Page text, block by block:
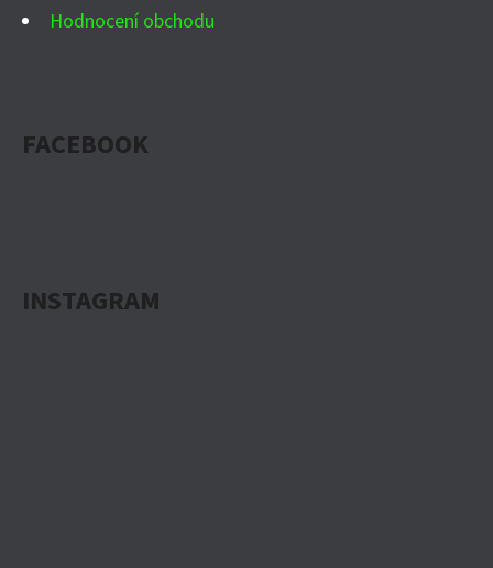
Hodnocení obchodu
FACEBOOK
INSTAGRAM